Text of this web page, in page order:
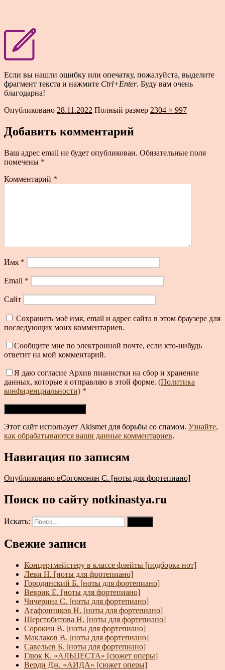
Если вы нашли ошибку или опечатку, пожалуйста, выделите
фрагмент текста и нажмите Ctrl+Enter. Буду вам очень
благодарна!
Опубликовано 28.11.2022 Полный размер 2304 × 997
Добавить комментарий
Ваш адрес email не будет опубликован. Обязательные поля
помечены *
Комментарий *
Имя *
Email *
Сайт
Сохранить моё имя, email и адрес сайта в этом браузере для
последующих моих комментариев.
Сообщите мне по электронной почте, если кто-нибудь
ответит на мой комментарий.
Я даю согласие Архив пианистки на сбор и хранение
данных, которые я отправляю в этой форме. (Политика
конфиденциальности) *
Этот сайт использует Akismet для борьбы со спамом. Узнайте,
как обрабатываются ваши данные комментариев.
Навигация по записям
Опубликовано вСогомонян С. [ноты для фортепиано]
Поиск по сайту notkinastya.ru
Искать:
Свежие записи
Концертмейстеру в классе флейты [подборка нот]
Леви Н. [ноты для фортепиано]
Городинский Б. [ноты для фортепиано]
Веврик Е. [ноты для фортепиано]
Чичерина С. [ноты для фортепиано]
Агафонников Н. [ноты для фортепиано]
Шерстобитова Н. [ноты для фортепиано]
Сорокин В. [ноты для фортепиано]
Маклаков В. [ноты для фортепиано]
Савельев Б. [ноты для фортепиано]
Глюк К. «АЛЬЦЕСТА» [сюжет оперы]
Верди Дж. «АИДА» [сюжет оперы]